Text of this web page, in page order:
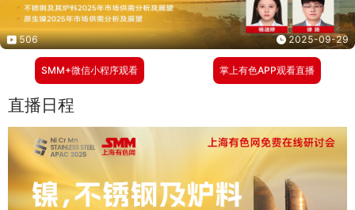
506 2025-09-29
SMM+微信小程序观看 掌上有色APP观看直播
直播日程